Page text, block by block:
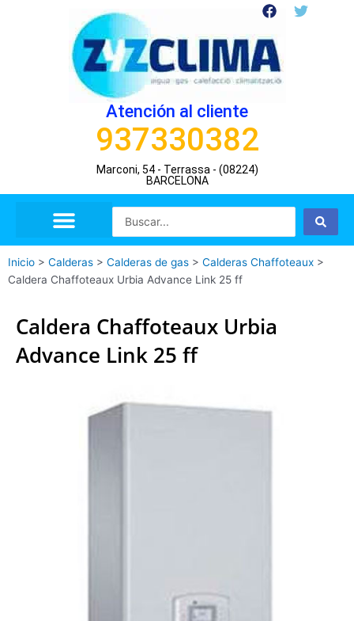
F
e
b
o
T
Atención al cliente
937330382
Marconi, 54 - Terrassa - (08224)
BARCELONA
Search
Inicio > Calderas > Calderas de gas > Calderas Chaffoteaux >
Caldera Chaffoteaux Urbia Advance Link 25 ff
Caldera Chaffoteaux Urbia
Advance Link 25 ff